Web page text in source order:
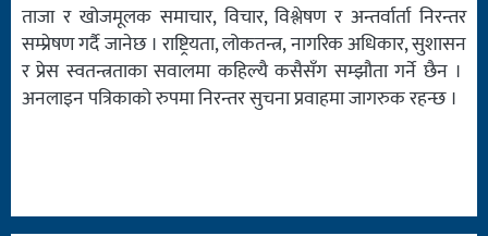
ताजा र खोजमूलक समाचार, विचार, विश्लेषण र अन्तर्वार्ता निरन्तर
सम्प्रेषण गर्दै जानेछ । राष्ट्रियता, लोकतन्त्र, नागरिक अधिकार, सुशासन
र प्रेस स्वतन्त्रताका सवालमा कहिल्यै कसैसँग सम्झौता गर्ने छैन ।
अनलाइन पत्रिकाको रुपमा निरन्तर सुचना प्रवाहमा जागरुक रहन्छ ।